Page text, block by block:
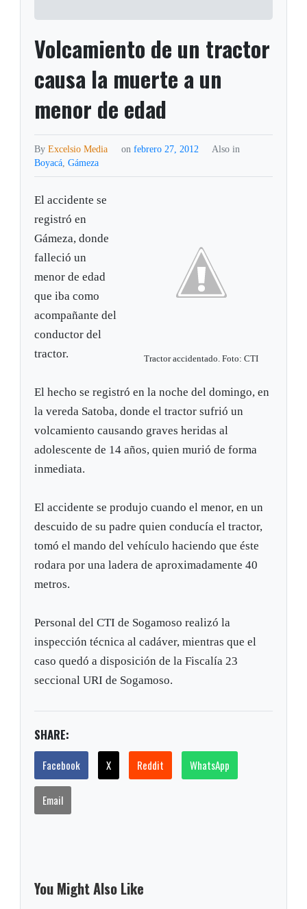
Volcamiento de un tractor
causa la muerte a un
menor de edad
ByExcelsio Media on febrero 27, 2012
Also in
Boyacá,Gámeza
Tractor accidentado. Foto: CTI
El accidente se
registró en
Gámeza, donde
falleció un
menor de edad
que iba como
acompañante del
conductor del
tractor.
El hecho se registró en la noche del domingo, en
la vereda Satoba, donde el tractor sufrió un
volcamiento causando graves heridas al
adolescente de 14 años, quien murió de forma
inmediata.
El accidente se produjo cuando el menor, en un
descuido de su padre quien conducía el tractor,
tomó el mando del vehículo haciendo que éste
rodara por una ladera de aproximadamente 40
metros.
Personal del CTI de Sogamoso realizó la
inspección técnica al cadáver, mientras que el
caso quedó a disposición de la Fiscalía 23
seccional URI de Sogamoso.
SHARE:
Facebook X Reddit WhatsApp
Email
You Might Also Like